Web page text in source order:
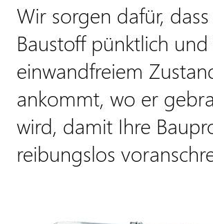
Wir sorgen dafür,
Baustoff pünktlich und
einwandfreiem
ankommt, wo er
wird, damit Ihre
reibungslos